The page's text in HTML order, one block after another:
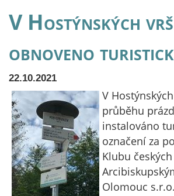
V Hostýnských
obnoveno
22.10.2021
V
průběhu
instalováno
označení za
Klubu
Olomouc